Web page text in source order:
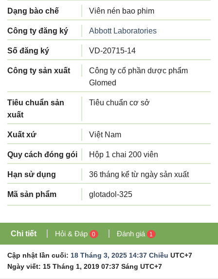
Dạng bào chế Viên nén bao phim
Công ty đăng ký Abbott Laboratories
Số đăng ký VD-20715-14
Công ty sản xuất
Công ty cổ phần dược phẩm
Glomed
Tiêu chuẩn sản
xuất
Tiêu chuẩn cơ sở
Xuất xứ Việt Nam
Quy cách đóng gói Hộp 1 chai 200 viên
Hạn sử dụng 36 tháng kể từ ngày sản xuất
Mã sản phẩm glotadol-325
Chi tiết Hỏi & Đáp 0 Đánh giá 1
Cập nhật lần cuối: 18 Tháng 3, 2025 14:37 Chiều UTC+7
Ngày viết: 15 Tháng 1, 2019 07:37 Sáng UTC+7